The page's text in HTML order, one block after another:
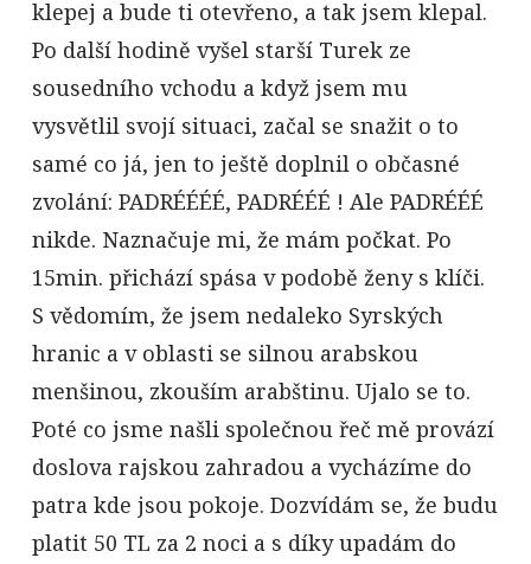
klepej a bude ti otevřeno, a tak jsem klepal.
Po další hodině vyšel starší Turek ze
sousedního vchodu a když jsem mu
vysvětlil svojí situaci, začal se snažit o to
samé co já, jen to ještě doplnil o občasné
zvolání: PADRÉÉÉÉ, PADRÉÉÉ ! Ale PADRÉÉÉ
nikde. Naznačuje mi, že mám počkat. Po
15min. přichází spása v podobě ženy s klíči.
S vědomím, že jsem nedaleko Syrských
hranic a v oblasti se silnou arabskou
menšinou, zkouším arabštinu. Ujalo se to.
Poté co jsme našli společnou řeč mě provází
doslova rajskou zahradou a vycházíme do
patra kde jsou pokoje. Dozvídám se, že budu
platit 50 TL za 2 noci a s díky upadám do